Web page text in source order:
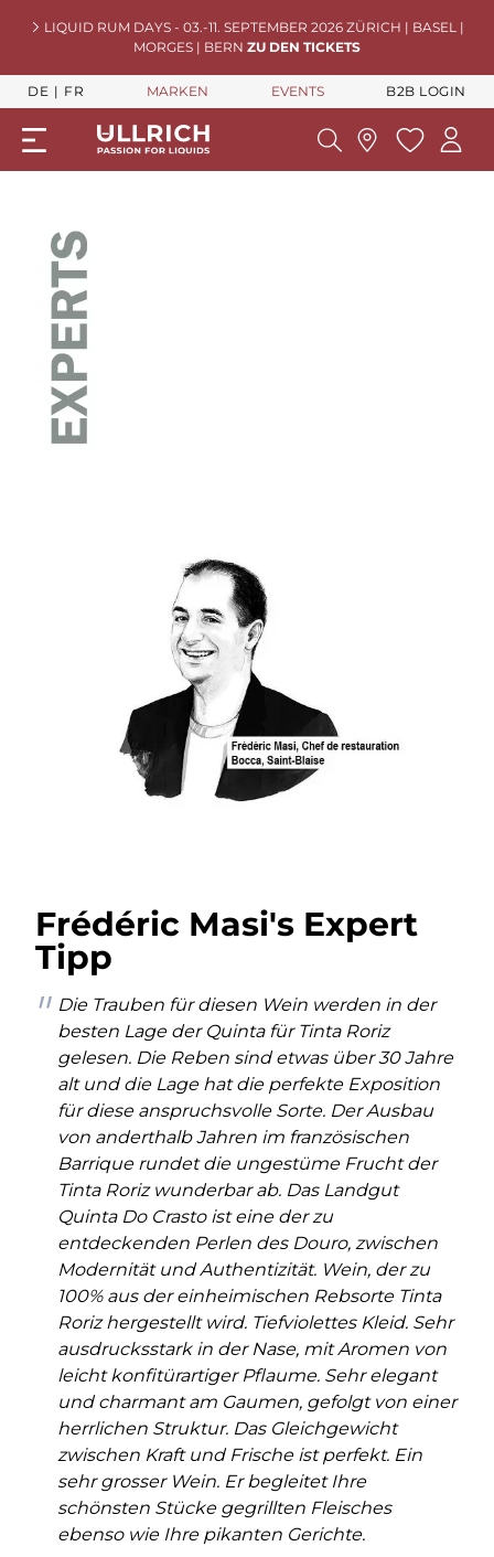
LIQUID RUM DAYS - 03.-11. SEPTEMBER 2026 ZÜRICH | BASEL |
MORGES | BERN ZU DEN TICKETS
DE FR MARKEN EVENTS B2B LOGIN
Frédéric Masi's Expert
Tipp
Die Trauben für diesen Wein werden in der
besten Lage der Quinta für Tinta Roriz
gelesen. Die Reben sind etwas über 30 Jahre
alt und die Lage hat die perfekte Exposition
für diese anspruchsvolle Sorte. Der Ausbau
von anderthalb Jahren im französischen
Barrique rundet die ungestüme Frucht der
Tinta Roriz wunderbar ab. Das Landgut
Quinta Do Crasto ist eine der zu
entdeckenden Perlen des Douro, zwischen
Modernität und Authentizität. Wein, der zu
100% aus der einheimischen Rebsorte Tinta
Roriz hergestellt wird. Tiefviolettes Kleid. Sehr
ausdrucksstark in der Nase, mit Aromen von
leicht konfitürartiger Pflaume. Sehr elegant
und charmant am Gaumen, gefolgt von einer
herrlichen Struktur. Das Gleichgewicht
zwischen Kraft und Frische ist perfekt. Ein
sehr grosser Wein. Er begleitet Ihre
schönsten Stücke gegrillten Fleisches
ebenso wie Ihre pikanten Gerichte.